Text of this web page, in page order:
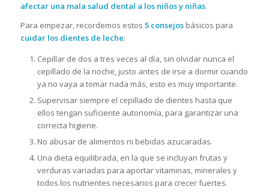
afectar una mala salud dental a los niños y niñas.
Para empezar, recordemos estos 5 consejosbásicos para
cuidar los dientes de leche:
Cepillar de dos a tres veces al día, sin olvidar nunca el
cepillado de la noche, justo antes de irse a dormir cuando
ya no vaya a tomar nada más, esto es muy importante.
Supervisar siempre el cepillado de dientes hasta que
ellos tengan suficiente autonomía, para garantizar una
correcta higiene.
No abusar de alimentos ni bebidas azucaradas.
Una dieta equilibrada, en la que se incluyan frutas y
verduras variadas para aportar vitaminas, minerales y
todos los nutrientes necesarios para crecer fuertes.